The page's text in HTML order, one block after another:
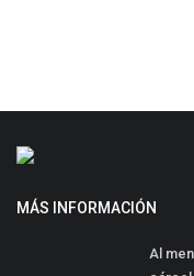
MÁS INFORMACIÓN
Al